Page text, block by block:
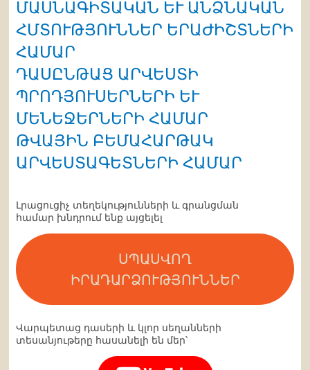
ՄԱՍՆԱԳԻՏԱԿԱՆ ԵՒ ԱՆՁՆԱԿԱՆ Հ
ՄՏՈՒԹՅՈՒՆՆԵՐ ԵՐԱԺԻՇՏՆԵՐԻ Հ
ԱՄԱՐ
ԴԱՍԸՆԹԱՑ ԱՐՎԵՍՏԻ
ՊՐՈԴՅՈՒՍԵՐՆԵՐԻ ԵՒ Մ
ԵՆԵՋԵՐՆԵՐԻ ՀԱՄԱՐ
ԹՎԱՅԻՆ ԲԵՄԱՀԱՐԹԱԿ
ԱՐՎԵՍՏԱԳԵՏՆԵՐԻ ՀԱՄԱՐ
Լրացուցիչ տեղեկությունների և գրանցման
համար խնդրում ենք այցելել
ՍՊԱՍՎՈՂ
ԻՐԱԴԱՐՁՈՒԹՅՈՒՆՆԵՐ
Վարպետաց դասերի և կլոր սեղանների
տեսանյութերը հասանելի են մեր՝